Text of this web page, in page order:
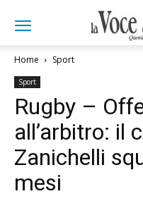
Home Sport
Sport
Rugby –
all’arbitro: il
Zanichelli
mesi